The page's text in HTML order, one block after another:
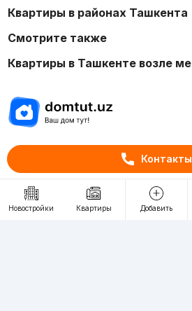
Контакты
Новостройки Квартиры Добавить
Квартиры в районах Ташкента
Смотрите также
Квартиры в Ташкенте возле
Отдел рекламы
+998 (78) 113-20-86
+998 (93) 390-30-10
Пн-Пт. С 9:30 до 18:00